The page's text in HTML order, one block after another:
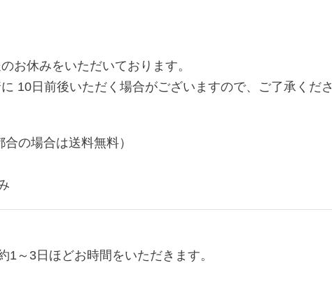
お休みをいただいております。
10日前後いただく場合がございますので、ご了承くださ
の場合は送料無料）
1～3日ほどお時間をいただきます。